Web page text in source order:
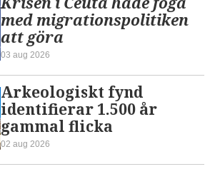
med migrationspolitiken
att göra
03 aug 2026
Arkeologiskt fynd
identifierar 1.500 år
gammal flicka
02 aug 2026